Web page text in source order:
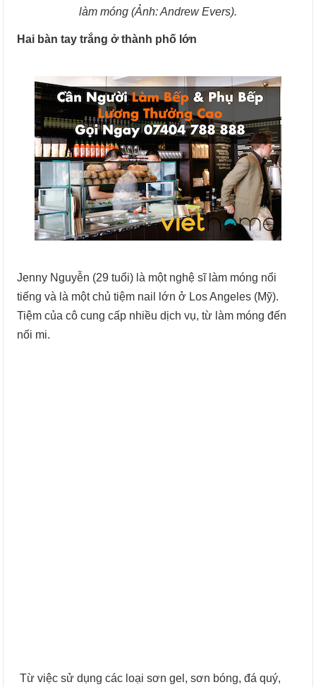
làm móng (Ảnh: Andrew Evers).
Hai bàn tay trắng ở thành phố lớn
Jenny Nguyễn (29 tuổi) là một nghệ sĩ làm móng nổi
tiếng và là một chủ tiệm nail lớn ở Los Angeles (Mỹ).
Tiệm của cô cung cấp nhiều dịch vụ, từ làm móng đến
nối mi.
Từ việc sử dụng các loại sơn gel, sơn bóng, đá quý,